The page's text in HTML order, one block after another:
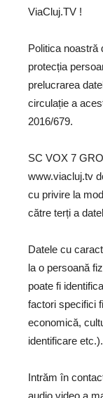
ViaCluj.TV !
Politica noastră
protecția
prelucrarea
circulație a
2016/679.
SC VOX 7
www.viacluj.tv
cu privire la
către terți a
Datele cu
la o persoană
poate fi
factori specifici
economică,
identificare etc.).
Intrăm în
audio video a